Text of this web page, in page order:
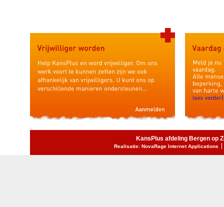
KansPlus afdeling Bergen op
Realisatie: NovaRage Internet Applications